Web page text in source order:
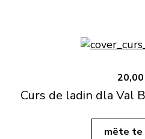
Curs de ladin dla Val
mëte te